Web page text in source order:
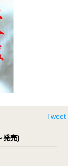
Tweet
発売)